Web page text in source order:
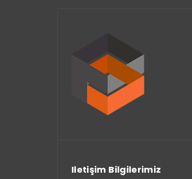
Iletişim Bilgilerimiz